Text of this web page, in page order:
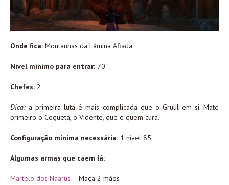
Onde fica: Montanhas da Lâmina Afiada
Nível mínimo para entrar: 70
Chefes: 2
Dica: a primeira luta é mais complicada que o Gruul em si. Mate
primeiro o Cegueta, o Vidente, que é quem cura.
Configuração mínima necessária: 1 nível 85.
Algumas armas que caem lá:
Martelo dos Naarus – Maça 2 mãos